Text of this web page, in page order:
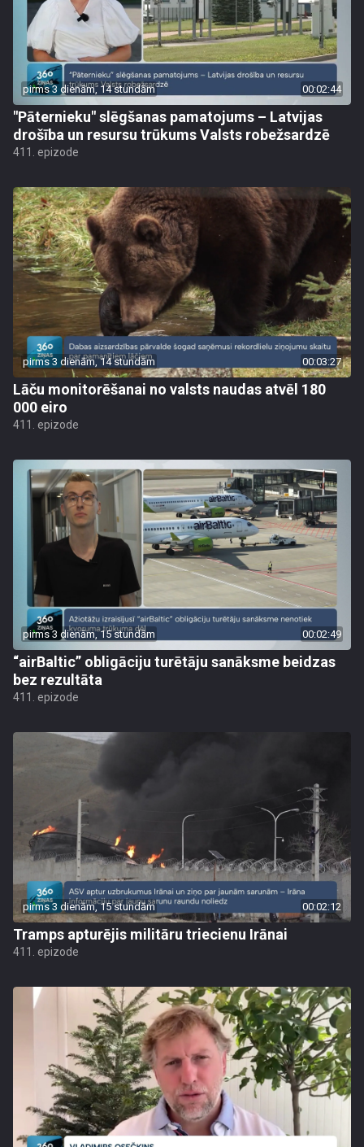
pirms 3 dienām, 14 stundām 00:02:44
"Pāternieku" slēgšanas pamatojums – Latvijas
drošība un resursu trūkums Valsts robežsardzē
411. epizode
pirms 3 dienām, 14 stundām 00:03:27
Lāču monitorēšanai no valsts naudas atvēl 180
000 eiro
411. epizode
pirms 3 dienām, 15 stundām 00:02:49
“airBaltic” obligāciju turētāju sanāksme beidzas
bez rezultāta
411. epizode
pirms 3 dienām, 15 stundām 00:02:12
Tramps apturējis militāru triecienu Irānai
411. epizode